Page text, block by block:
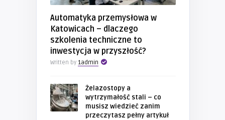
Automatyka przemysłowa w
Katowicach – dlaczego
szkolenia techniczne to
inwestycja w przyszłość?
Written by 1admin
Żelazostopy a
wytrzymałość stali – co
musisz wiedzieć zanim
przeczytasz pełny artykuł